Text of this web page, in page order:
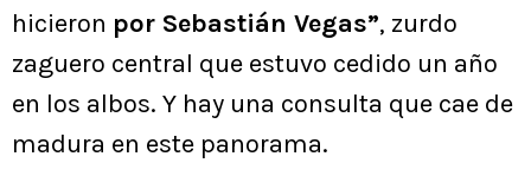
hicieron por Sebastián Vegas”, zurdo
zaguero central que estuvo cedido un año
en los albos. Y hay una consulta que cae de
madura en este panorama.